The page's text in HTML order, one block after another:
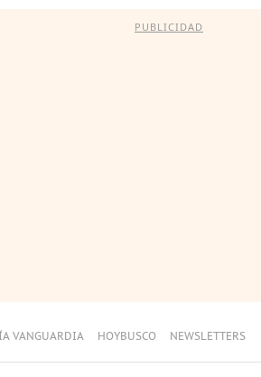
PUBLICIDAD
VANGUARDIA HOYBUSCO NEWSLETTERS